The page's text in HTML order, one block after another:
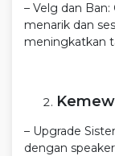
– Velg dan
menarik dan
meningkatkan
– Upgrade
dengan